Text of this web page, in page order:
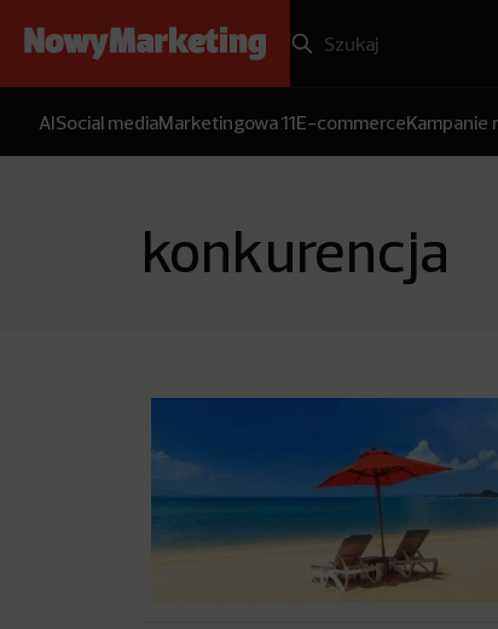
AISocial mediaMarketingowa 11E-commerceKampanie
konkurencja